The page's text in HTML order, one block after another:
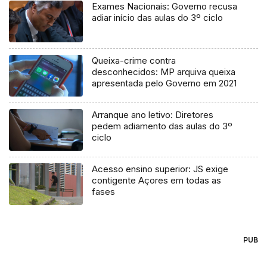
Exames Nacionais: Governo recusa
adiar início das aulas do 3º ciclo
Queixa-crime contra
desconhecidos: MP arquiva queixa
apresentada pelo Governo em 2021
Arranque ano letivo: Diretores
pedem adiamento das aulas do 3º
ciclo
Acesso ensino superior: JS exige
contigente Açores em todas as
fases
PUB